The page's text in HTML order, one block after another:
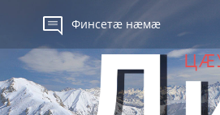
Финсетæ нæмæ